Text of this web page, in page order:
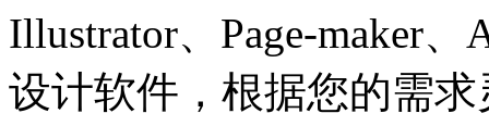
Illustrator、Page-maker
设计软件，根据您的需